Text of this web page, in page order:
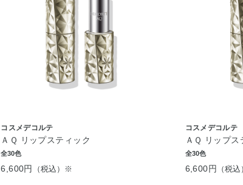
コスメデコルテ
ＡＱ リップスティック
全30色
6,600円 （税込）※
コスメデコルテ
ＡＱ リップス
全30色
6,600円 （税